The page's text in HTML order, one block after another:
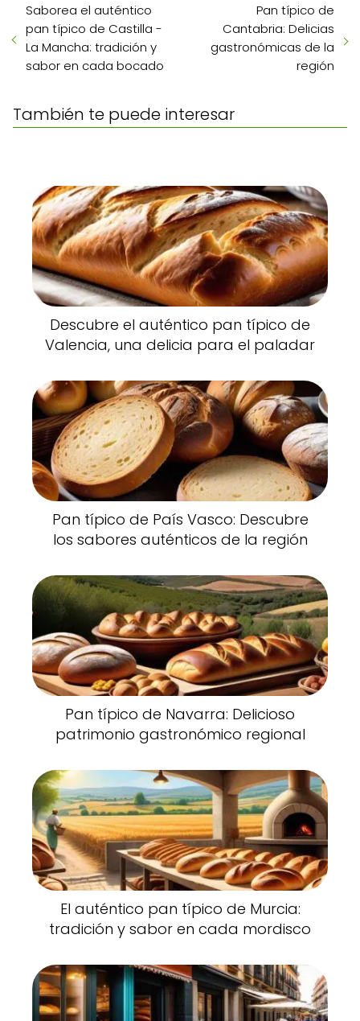
Saborea el auténtico
pan típico de Castilla -
La Mancha: tradición y
sabor en cada bocado
Pan típico de
Cantabria: Delicias
gastronómicas de la
región
También te puede interesar
Descubre el auténtico pan típico de
Valencia, una delicia para el paladar
Pan típico de País Vasco: Descubre
los sabores auténticos de la región
Pan típico de Navarra: Delicioso
patrimonio gastronómico regional
El auténtico pan típico de Murcia:
tradición y sabor en cada mordisco